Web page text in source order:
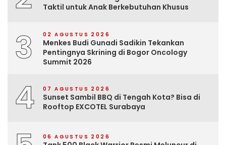
Taktil untuk Anak Berkebutuhan Khusus
3 02 AGUSTUS 2026
Menkes Budi Gunadi Sadikin Tekankan
Pentingnya Skrining di Bogor Oncology
Summit 2026
4 07 AGUSTUS 2026
Sunset Sambil BBQ di Tengah Kota? Bisa di
Rooftop EXCOTEL Surabaya
06 AGUSTUS 2026